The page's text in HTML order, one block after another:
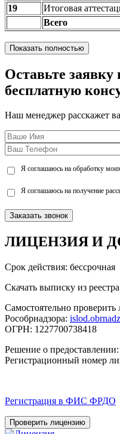
19
Итоговая
Всего
Показать полностью
Оставьте заявку
бесплатную
Наш менеджер расскажет
Я соглашаюсь на обработку
Я соглашаюсь на получение
ЛИЦЕНЗИЯ И
Срок действия: бессрочная
Скачать выписку из
Самостоятельно проверить
Рособрнадзора:
ОГРН: 1227700738418
Решение о
Регистрационный номер
Регистрация в ФИС ФРДО
Проверить лицензию